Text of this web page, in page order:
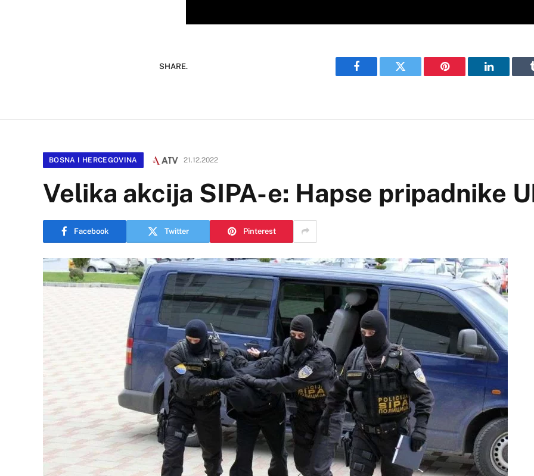
SHARE.
Facebook Twitter Pinterest LinkedIn
BOSNA I HERCEGOVINA 21.12.2022
Velika akcija SIPA-e: Hapse pripadnike
Facebook Twitter Pinterest